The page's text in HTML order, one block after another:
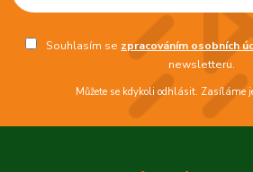
Souhlasím se zpracováním osobních
newsletteru.
Můžete se kdykoli odhlásit. Zasíláme